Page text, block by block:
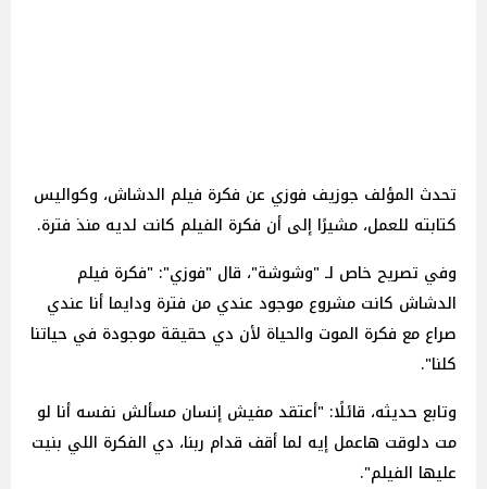
تحدث المؤلف جوزيف فوزي عن فكرة فيلم الدشاش، وكواليس
كتابته للعمل، مشيرًا إلى أن فكرة الفيلم كانت لديه منذ فترة.
وفي تصريح خاص لـ "وشوشة"، قال "فوزي": "فكرة فيلم
الدشاش كانت مشروع موجود عندي من فترة ودايما أنا عندي
صراع مع فكرة الموت والحياة لأن دي حقيقة موجودة في حياتنا
كلنا".
وتابع حديثه، قائلًا: "أعتقد مفيش إنسان مسألش نفسه أنا لو
مت دلوقت هاعمل إيه لما أقف قدام ربنا، دي الفكرة اللي بنيت
عليها الفيلم".